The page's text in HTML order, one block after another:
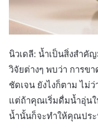
นิวเดลี: น้ำเป็นสิ่งสำคั
วิจัยต่างๆ พบว่า การข
ชัดเจน ยังไงก็ตาม ไม่
แต่ถ้าคุณเริ่มดื่มน้ำอุ่น
น้ำนั้นก็จะทำให้คุณประ